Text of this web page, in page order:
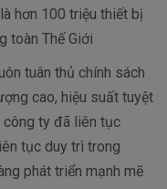
hơn 100 triệu thiết bị
toàn Thế Giới
tuân thủ chính sách
cao, hiệu suất tuyệt
công ty đã liên tục
tục duy trì trong
phát triển mạnh mẽ